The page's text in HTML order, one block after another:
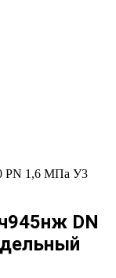
PN 1,6 МПа У3
DN